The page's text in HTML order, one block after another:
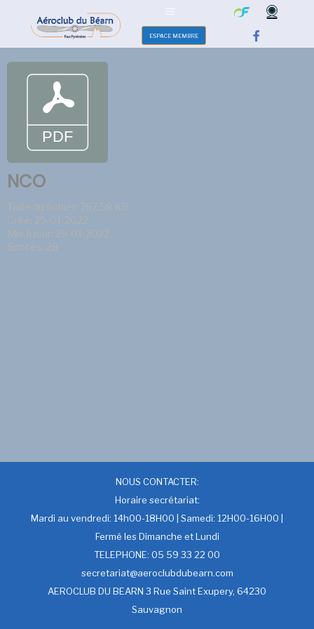
ESPACE MEMBRE
NCO
Taille du fichier: 767.58 KB
Créé: 29-01-2022
Mis à jour: 29-01-2022
Succès: 28
NOUS CONTACTER:
Horaire secrétariat:
Mardi au vendredi: 14h00-18H00 | Samedi: 12H00-16H00 |
Fermé les Dimanche et Lundi
TELEPHONE: 05 59 33 22 00
secretariat@aeroclubdubearn.com
AEROCLUB DU BEARN 3 Rue Saint Exupery, 64230
Sauvagnon